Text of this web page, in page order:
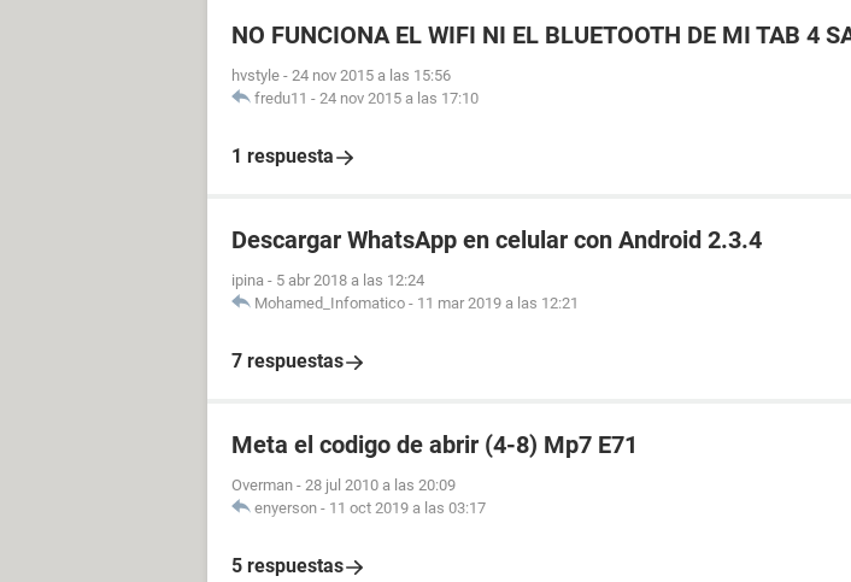
NO FUNCIONA EL WIFI NI EL BLUETOOTH DE MI TAB 4
hvstyle - 24 nov 2015 a las 15:56
fredu11 - 24 nov 2015 a las 17:10
1 respuesta
Descargar WhatsApp en celular con Android 2.3.4
ipina - 5 abr 2018 a las 12:24
Mohamed_Infomatico - 11 mar 2019 a las 12:21
7 respuestas
Meta el codigo de abrir (4-8) Mp7 E71
Overman - 28 jul 2010 a las 20:09
enyerson - 11 oct 2019 a las 03:17
5 respuestas